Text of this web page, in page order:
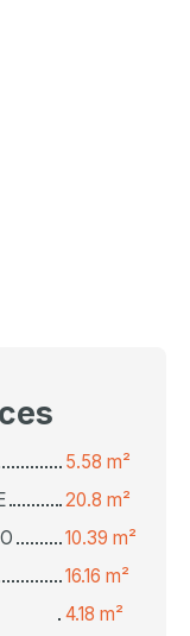
5.58 m²
20.8 m²
10.39 m²
16.16 m²
4.18 m²